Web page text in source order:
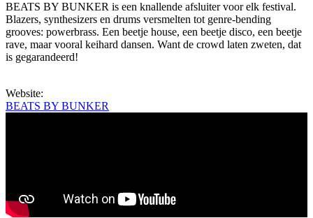
BEATS BY BUNKER is een knallende afsluiter voor elk festival.
Blazers, synthesizers en drums versmelten tot genre-bending
grooves: powerbrass. Een beetje house, een beetje disco, een beetje
rave, maar vooral keihard dansen. Want de crowd laten zweten, dat
is gegarandeerd!
Website:
BEATS BY BUNKER